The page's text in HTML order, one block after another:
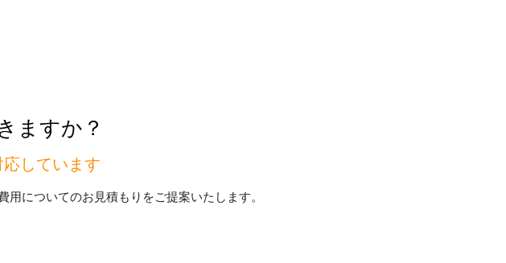
ますか？
しています
についてのお見積もりをご提案いたします。